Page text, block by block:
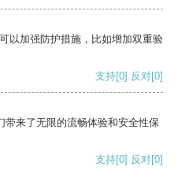
以加强防护措施，比如增加双重验
支持[0] 反对[0]
来了无限的流畅体验和安全性保
支持[0] 反对[0]